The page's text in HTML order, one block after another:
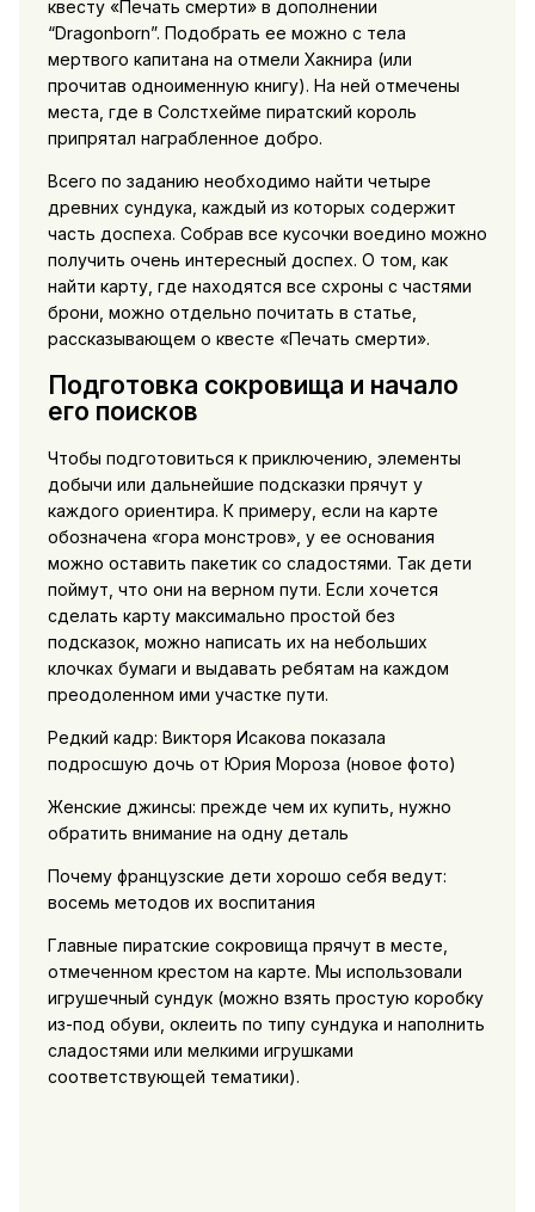
квесту «Печать смерти» в дополнении
“Dragonborn”. Подобрать ее можно с тела
мертвого капитана на отмели Хакнира (или
прочитав одноименную книгу). На ней отмечены
места, где в Солстхейме пиратский король
припрятал награбленное добро.
Всего по заданию необходимо найти четыре
древних сундука, каждый из которых содержит
часть доспеха. Собрав все кусочки воедино можно
получить очень интересный доспех. О том, как
найти карту, где находятся все схроны с частями
брони, можно отдельно почитать в статье,
рассказывающем о квесте «Печать смерти».
Подготовка сокровища и начало
его поисков
Чтобы подготовиться к приключению, элементы
добычи или дальнейшие подсказки прячут у
каждого ориентира. К примеру, если на карте
обозначена «гора монстров», у ее основания
можно оставить пакетик со сладостями. Так дети
поймут, что они на верном пути. Если хочется
сделать карту максимально простой без
подсказок, можно написать их на небольших
клочках бумаги и выдавать ребятам на каждом
преодоленном ими участке пути.
Редкий кадр: Викторя Исакова показала
подросшую дочь от Юрия Мороза (новое фото)
Женские джинсы: прежде чем их купить, нужно
обратить внимание на одну деталь
Почему французские дети хорошо себя ведут:
восемь методов их воспитания
Главные пиратские сокровища прячут в месте,
отмеченном крестом на карте. Мы использовали
игрушечный сундук (можно взять простую коробку
из-под обуви, оклеить по типу сундука и наполнить
сладостями или мелкими игрушками
соответствующей тематики).